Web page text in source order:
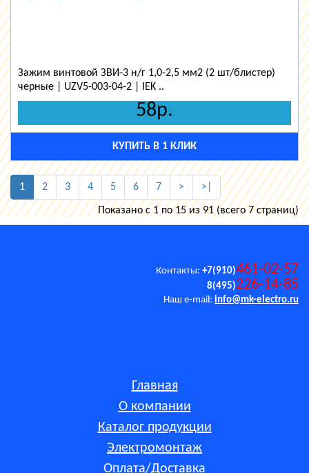
Зажим винтовой ЗВИ-3 н/г 1,0-2,5 мм2 (2 шт/блистер)
черные | UZV5-003-04-2 | IEK ..
58р.
КУПИТЬ В 1 КЛИК
1 2 3 4 5 6 7 > >|
Показано с 1 по 15 из 91 (всего 7 страниц)
Контакты: +7(910)461-02-57
8(495)226-14-85
Наш e-mail: info@mk-electro.ru
Главная
О компании
Каталог продукции
Электромонтаж
Оплата/Доставка